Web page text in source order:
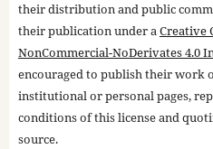
their distribution and public
their publication under aCreative
NonCommercial-NoDerivates 4.0
encouraged to publish their work
institutional or personal pages,
conditions of this license and
source.